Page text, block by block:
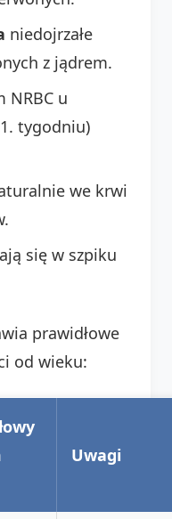
niedojrzałe
z jądrem.
NRBC u
tygodniu)
we krwi
się w szpiku
prawidłowe
od wieku:
Uwagi